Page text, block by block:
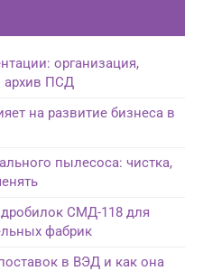
организация,
архив ПСД
на развитие бизнеса в
пылесоса: чистка,
СМД-118 для
фабрик
в ВЭД и как она